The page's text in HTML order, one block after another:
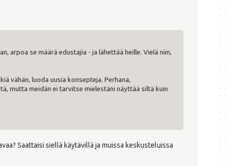
arpoa se määrä edustajia - ja lähettää heille. Vielä niin,
vähän, luoda uusia konsepteja. Perhana,
mutta meidän ei tarvitse mielestäni näyttää siltä kuin
Saattaisi siellä käytävillä ja muissa keskusteluissa